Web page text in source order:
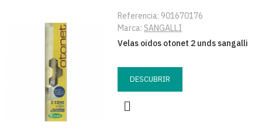
Referencia: 901670176
Marca: SANGALLI
Velas oidos otonet 2 unds sangalli
DESCUBRIR